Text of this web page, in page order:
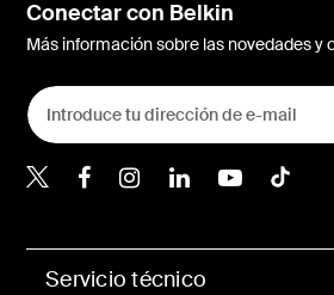
Servicio técnico
Conectar con Belkin
Más información sobre las novedades y
Belkin Twitter